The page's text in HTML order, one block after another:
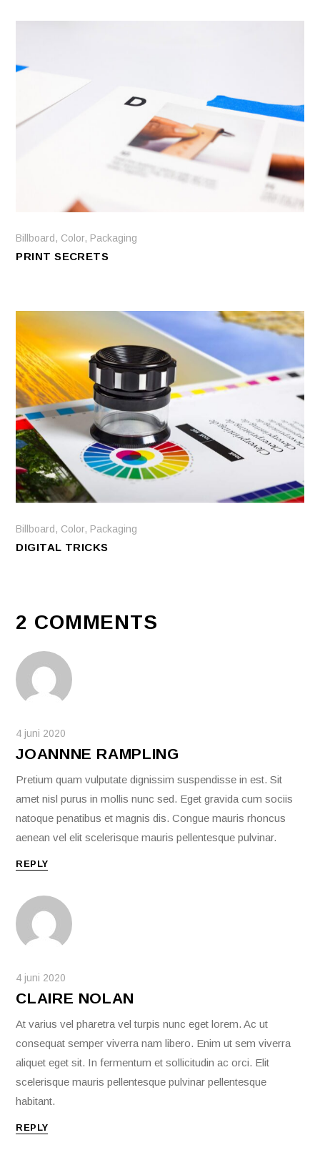
Billboard , Color, Packaging
PRINT SECRETS
Billboard, Color, Packaging
DIGITAL TRICKS
2 COMMENTS
4 juni 2020
JOANNNE RAMPLING
Pretium quam vulputate dignissim suspendisse in est. Sit
amet nisl purus in mollis nunc sed. Eget gravida cum sociis
natoque penatibus et magnis dis. Congue mauris rhoncus
aenean vel elit scelerisque mauris pellentesque pulvinar.
REPLY
4 juni 2020
CLAIRE NOLAN
At varius vel pharetra vel turpis nunc eget lorem. Ac ut
consequat semper viverra nam libero. Enim ut sem viverra
aliquet eget sit. In fermentum et sollicitudin ac orci. Elit
scelerisque mauris pellentesque pulvinar pellentesque
habitant.
REPLY